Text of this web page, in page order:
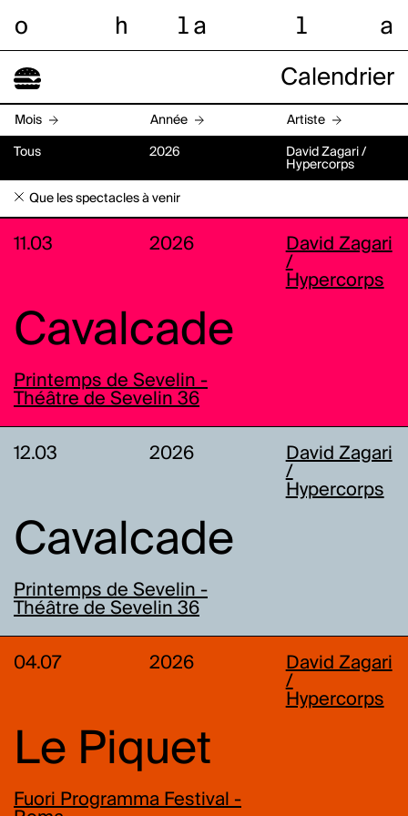
o h l a l a
Calendrier
Mois Année Artiste
Tous 2026
David Zagari /
Hypercorps
Que les spectacles à venir
11.03 2026
David Zagari
/
Hypercorps
Cavalcade
Printemps de Sevelin -
Théâtre de Sevelin 36
12.03 2026
David Zagari
/
Hypercorps
Cavalcade
Printemps de Sevelin -
Théâtre de Sevelin 36
04.07 2026
David Zagari
/
Hypercorps
Le Piquet
Fuori Programma Festival -